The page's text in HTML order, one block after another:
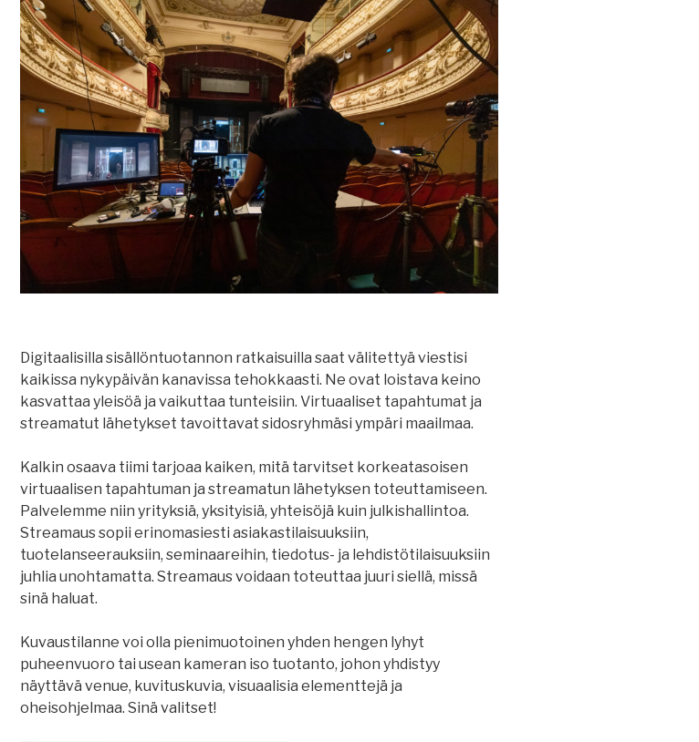
Digitaalisilla sisällöntuotannon ratkaisuilla saat välitettyä viestisi
kaikissa nykypäivän kanavissa tehokkaasti. Ne ovat loistava keino
kasvattaa yleisöä ja vaikuttaa tunteisiin. Virtuaaliset tapahtumat ja
streamatut lähetykset tavoittavat sidosryhmäsi ympäri maailmaa.
Kalkin osaava tiimi tarjoaa kaiken, mitä tarvitset korkeatasoisen
virtuaalisen tapahtuman ja streamatun lähetyksen toteuttamiseen.
Palvelemme niin yrityksiä, yksityisiä, yhteisöjä kuin julkishallintoa.
Streamaus sopii erinomasiesti asiakastilaisuuksiin,
tuotelanseerauksiin, seminaareihin, tiedotus- ja lehdistötilaisuuksiin
juhlia unohtamatta. Streamaus voidaan toteuttaa juuri siellä, missä
sinä haluat.
Kuvaustilanne voi olla pienimuotoinen yhden hengen lyhyt
puheenvuoro tai usean kameran iso tuotanto, johon yhdistyy
näyttävä venue, kuvituskuvia, visuaalisia elementtejä ja
oheisohjelmaa. Sinä valitset!